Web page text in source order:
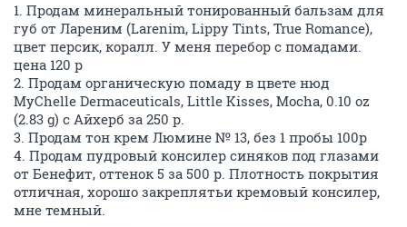
1. Продам минеральный тонированный бальзам для
губ от Лареним (Larenim, Lippy Tints, True Romance),
цвет персик, коралл. У меня перебор с помадами.
цена 120 р
2. Продам органическую помаду в цвете нюд
MyChelle Dermaceuticals, Little Kisses, Mocha, 0.10 oz
(2.83 g) с Айхерб за 250 р.
3. Продам тон крем Люмине № 13, без 1 пробы 100р
4. Продам пудровый консилер синяков под глазами
от Бенефит, оттенок 5 за 500 р. Плотность покрытия
отличная, хорошо закреплятьи кремовый консилер,
мне темный.